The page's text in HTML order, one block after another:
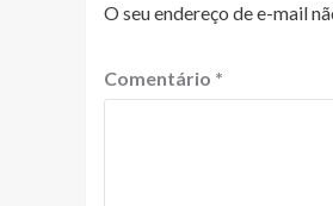
O seu endereço de e-mail
Comentário *